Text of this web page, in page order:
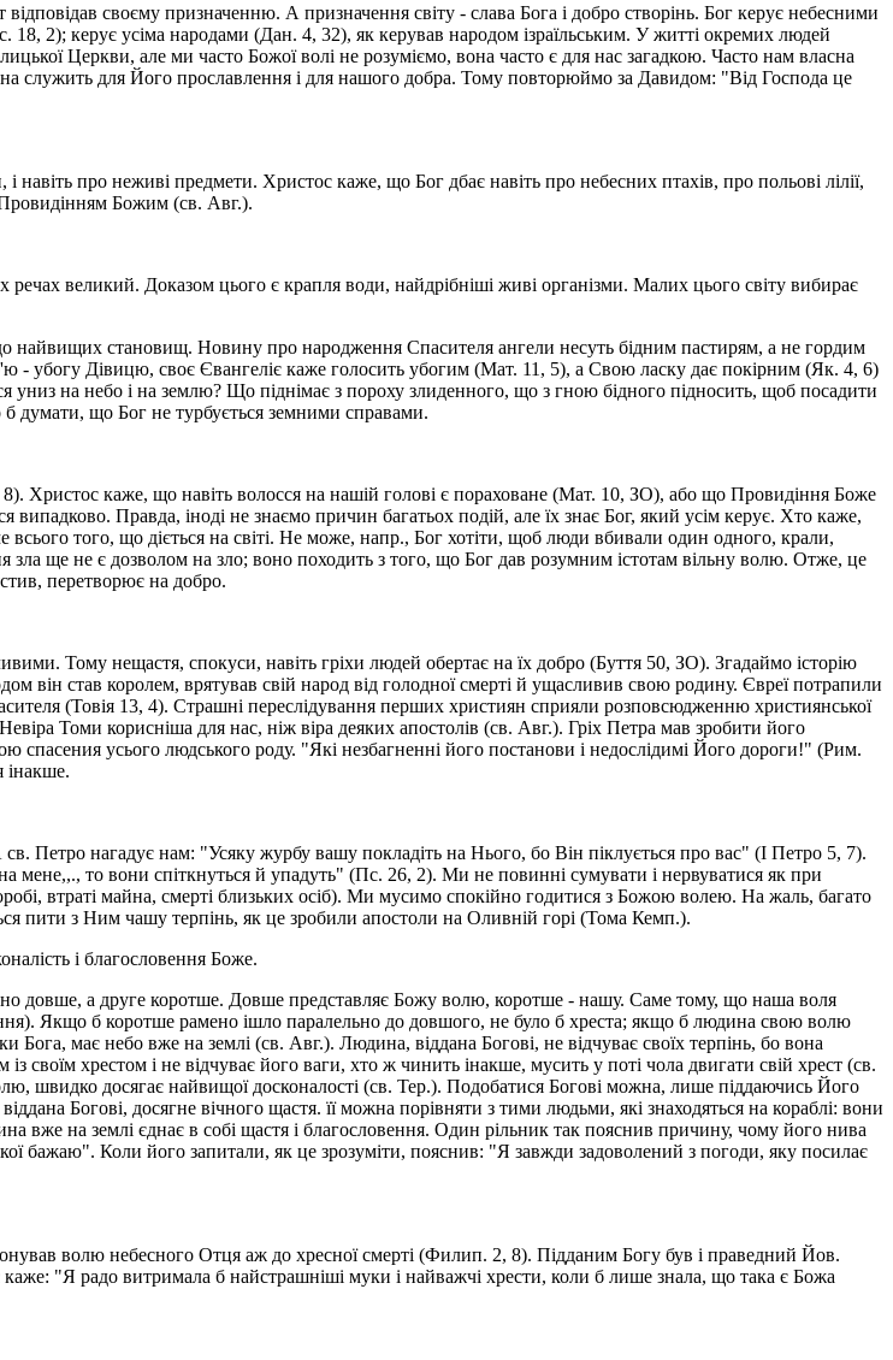
своєму призначенню. А призначення світу - слава Бога і добро створінь. Бог керує небесними
18, 2); керує усіма народами (Дан. 4, 32), як керував народом ізраїльським. У житті окремих людей
Церкви, але ми часто Божої волі не розуміємо, вона часто є для нас загадкою. Часто нам власна
служить для Його прославлення і для нашого добра. Тому повторюймо за Давидом: "Від Господа це
про неживі предмети. Христос каже, що Бог дбає навіть про небесних птахів, про польові лілії,
Провидінням Божим (св. Авг.).
великий. Доказом цього є крапля води, найдрібніші живі організми. Малих цього світу вибирає
найвищих становищ. Новину про народження Спасителя ангели несуть бідним пастирям, а не гордим
убогу Дівицю, своє Єван­геліє каже голосить убогим (Мат. 11, 5), а Свою ласку дає покірним (Як. 4, 6)
на небо і на землю? Що піднімає з пороху злиденного, що з гною бідного підносить, щоб посадити
думати, що Бог не турбується земними справами.
Христос каже, що навіть волосся на нашій голові є пораховане (Мат. 10, ЗО), або що Провидіння Боже
Правда, іноді не знаємо причин багатьох подій, але їх знає Бог, який усім керує. Хто каже,
того, що діється на світі. Не може, напр., Бог хотіти, щоб люди вбивали один одного, крали,
ще не є дозволом на зло; воно походить з того, що Бог дав розумним істотам вільну волю. Отже, це
перетворює на добро.
Тому нещастя, спокуси, навіть гріхи людей обертає на їх добро (Буття 50, ЗО). Згадаймо історію
він став королем, врятував свій народ від голодної смерті й ущасливив свою родину. Євреї потрапили
(Товія 13, 4). Страшні переслідування перших християн сприяли розповсюдженню християнської
Томи корисніша для нас, ніж віра деяких апостолів (св. Авг.). Гріх Петра мав зробити його
усього людського роду. "Які незбагненні його постанови і недослідимі Його дороги!" (Рим.
інакше.
Петро нагадує нам: "Усяку журбу вашу покладіть на Нього, бо Він піклується про вас" (І Петро 5, 7).
мене,,., то вони спіткнуться й упадуть" (Пс. 26, 2). Ми не повинні сумувати і нервуватися як при
втраті майна, смерті близьких осіб). Ми мусимо спокійно годитися з Божою волею. На жаль, багато
пити з Ним чашу терпінь, як це зробили апостоли на Оливній горі (Тома Кемп.).
і благословення Боже.
довше, а друге коротше. Довше представляє Божу волю, коротше - нашу. Саме тому, що наша воля
Якщо б коротше рамено ішло паралельно до довшого, не було б хреста; якщо б людина свою волю
Бога, має небо вже на землі (св. Авг.). Людина, віддана Богові, не відчуває своїх терпінь, бо вона
своїм хрестом і не відчуває його ваги, хто ж чинить інакше, мусить у поті чола двигати свій хрест (св.
швидко досягає найвищої досконалості (св. Тер.). Подобатися Богові можна, лише піддаючись Його
Богові, досягне вічного щастя. її можна порівняти з тими людьми, які знаходяться на кораблі: вони
вже на землі єднає в собі щастя і благословення. Один рільник так пояснив причину, чому його нива
бажаю". Коли його запитали, як це зрозуміти, пояснив: "Я завжди задоволений з погоди, яку посилає
волю небесного Отця аж до хресної смерті (Филип. 2, 8). Підданим Богу був і праведний Йов.
"Я радо витримала б найстрашніші муки і найважчі хрести, коли б лише знала, що така є Божа